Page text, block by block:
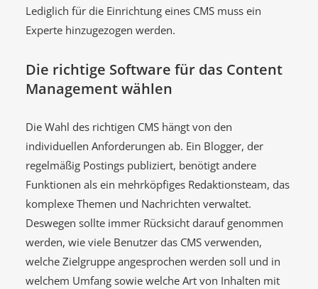
Lediglich für die Einrichtung eines CMS muss ein
Experte hinzugezogen werden.
Die richtige Software für das Content
Management wählen
Die Wahl des richtigen CMS hängt von den
individuellen Anforderungen ab. Ein Blogger, der
regelmäßig Postings publiziert, benötigt andere
Funktionen als ein mehrköpfiges Redaktionsteam, das
komplexe Themen und Nachrichten verwaltet.
Deswegen sollte immer Rücksicht darauf genommen
werden, wie viele Benutzer das CMS verwenden,
welche Zielgruppe angesprochen werden soll und in
welchem Umfang sowie welche Art von Inhalten mit